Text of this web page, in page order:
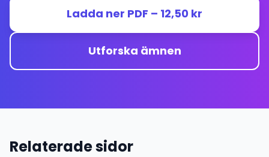
Ladda ner PDF – 12,50 kr
Utforska ämnen
Relaterade sidor